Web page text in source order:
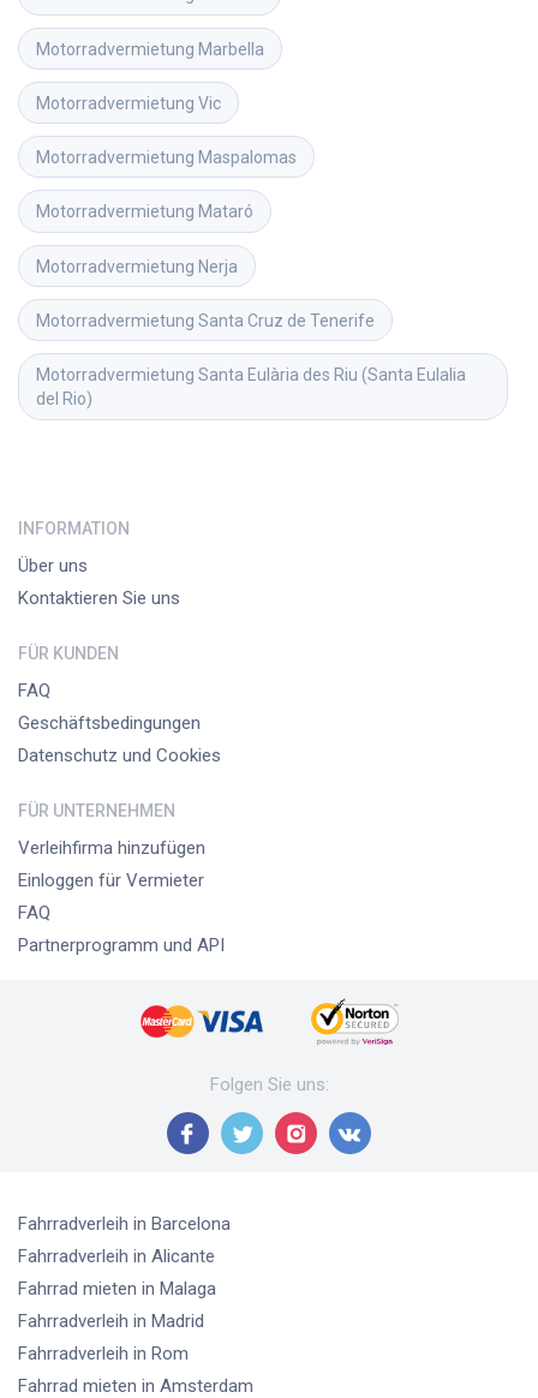
Motorradvermietung Marbella
Motorradvermietung Vic
Motorradvermietung Maspalomas
Motorradvermietung Mataró
Motorradvermietung Nerja
Motorradvermietung Santa Cruz de Tenerife
Motorradvermietung Santa Eulària des Riu (Santa Eulalia
del Rio)
INFORMATION
Über uns
Kontaktieren Sie uns
FÜR KUNDEN
FAQ
Geschäftsbedingungen
Datenschutz und Cookies
FÜR UNTERNEHMEN
Verleihfirma hinzufügen
Einloggen für Vermieter
FAQ
Partnerprogramm und API
Folgen Sie uns:
Fahrradverleih in Barcelona
Fahrradverleih in Alicante
Fahrrad mieten in Malaga
Fahrradverleih in Madrid
Fahrradverleih in Rom
Fahrrad mieten in Amsterdam